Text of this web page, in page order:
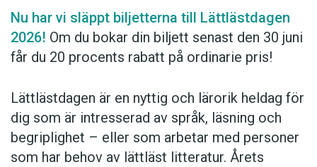
Nu har vi släppt biljetterna till Lättlästdagen
2026! Om du bokar din biljett senast den 30 juni
får du 20 procents rabatt på ordinarie pris!
Lättlästdagen är en nyttig och lärorik heldag för
dig som är intresserad av språk, ­läsning och
begriplighet – eller som arbetar med personer
som har behov av lättläst litteratur. Årets